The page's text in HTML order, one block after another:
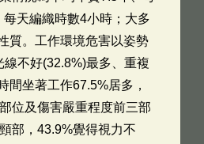
天編織時數4小時；大多
質。工作環境危害以姿勢
不好(32.8%)最多、重複
間坐著工作67.5%居多，
位及傷害嚴重程度前三部
部，43.9%覺得視力不